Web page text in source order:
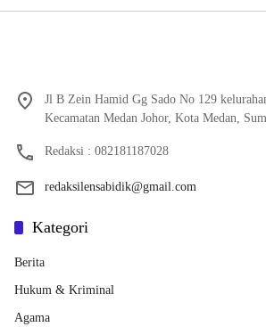
Jl B Zein Hamid Gg Sado No 129
Kecamatan Medan Johor, Kota Medan,
Redaksi : 082181187028
redaksilensabidik@gmail.com
Kategori
Berita
Hukum & Kriminal
Agama